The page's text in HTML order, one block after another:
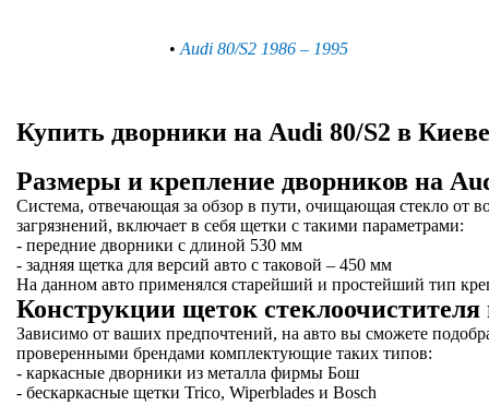
• Audi 80/S2 1986 – 1995
Купить дворники на Audi 80/S2 в
Размеры и крепление дворников на
Система, отвечающая за обзор в пути, очищающая стекло от
загрязнений, включает в себя щетки с такими параметрами:
- передние дворники с длиной 530 мм
- задняя щетка для версий авто с таковой – 450 мм
На данном авто применялся старейший и простейший тип
Конструкции щеток стеклоочистителя
Зависимо от ваших предпочтений, на авто вы сможете
проверенными брендами комплектующие таких типов:
- каркасные дворники из металла фирмы Бош
- бескаркасные щетки Trico, Wiperblades и Bosch